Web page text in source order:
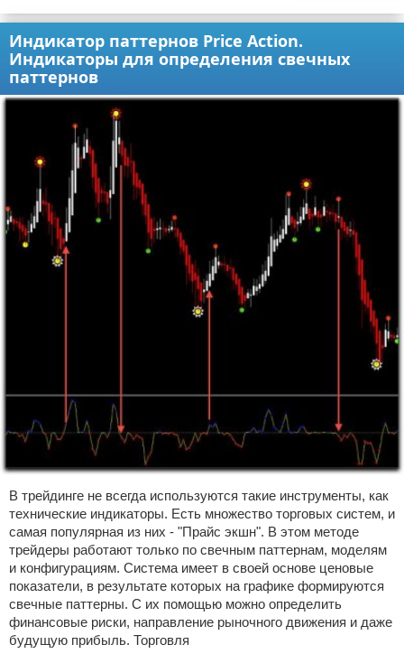
Индикатор паттернов Price Action.
Индикаторы для определения свечных
паттернов
В трейдинге не всегда используются такие инструменты, как
технические индикаторы. Есть множество торговых систем, и
самая популярная из них - "Прайс экшн". В этом методе
трейдеры работают только по свечным паттернам, моделям
и конфигурациям. Система имеет в своей основе ценовые
показатели, в результате которых на графике формируются
свечные паттерны. С их помощью можно определить
финансовые риски, направление рыночного движения и даже
будущую прибыль. Торговля